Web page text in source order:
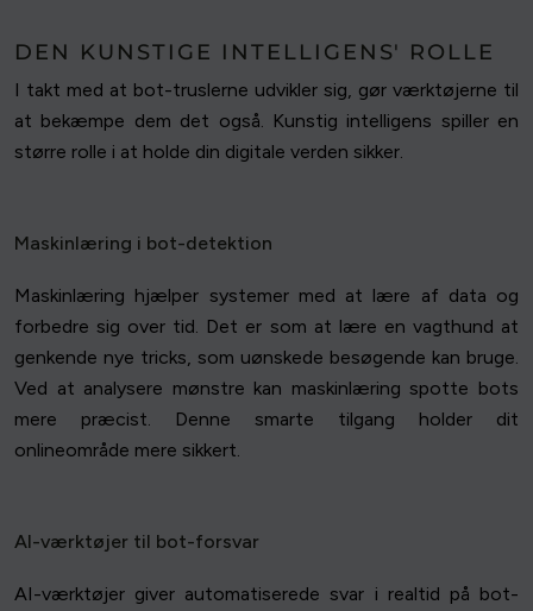
DEN KUNSTIGE INTELLIGENS' ROLLE
I takt med at bot-truslerne udvikler sig, gør værktøjerne til
at bekæmpe dem det også. Kunstig intelligens spiller en
større rolle i at holde din digitale verden sikker.
Maskinlæring i bot-detektion
Maskinlæring hjælper systemer med at lære af data og
forbedre sig over tid. Det er som at lære en vagthund at
genkende nye tricks, som uønskede besøgende kan bruge.
Ved at analysere mønstre kan maskinlæring spotte bots
mere præcist. Denne smarte tilgang holder dit
onlineområde mere sikkert.
AI-værktøjer til bot-forsvar
AI-værktøjer giver automatiserede svar i realtid på bot-